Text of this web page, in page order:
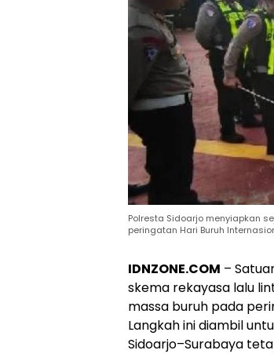
Polresta Sidoarjo menyiapkan
peringatan Hari Buruh
IDNZONE.COM –
skema rekayasa lalu
massa buruh pada
Langkah ini diambil
Sidoarjo–Surabaya